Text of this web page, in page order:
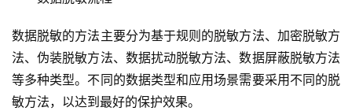
数据脱敏的方法主要分为基于规则的脱敏方法、加密脱敏方
法、伪装脱敏方法、数据扰动脱敏方法、数据屏蔽脱敏方法
等多种类型。不同的数据类型和应用场景需要采用不同的脱
敏方法，以达到最好的保护效果。